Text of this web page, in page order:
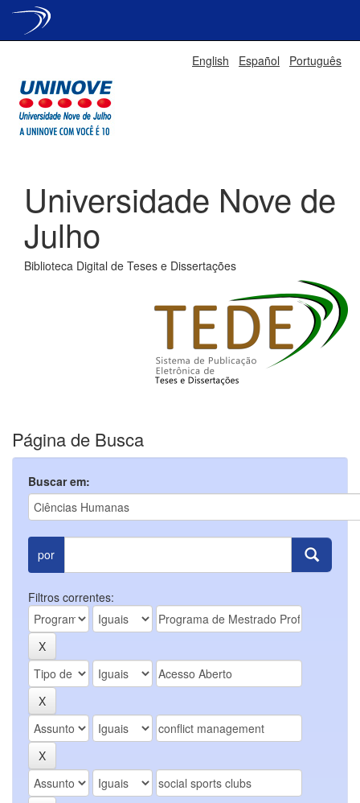
English Español Português
Universidade Nove de
Julho
Biblioteca Digital de Teses e Dissertações
Página de Busca
Buscar em:
por
Filtros correntes: